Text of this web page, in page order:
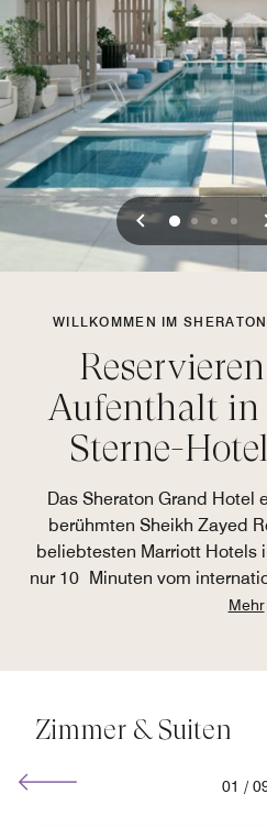
Vorherige
0 12 3
WILLKOMMEN IM
Aufenthalt in
Sterne-
Das Sheraton Grand Hotel
berühmten Sheikh Zayed
beliebtesten Marriott Hotels
nur 10 Minuten vom
Mehr
Zimmer & Suiten
01 /